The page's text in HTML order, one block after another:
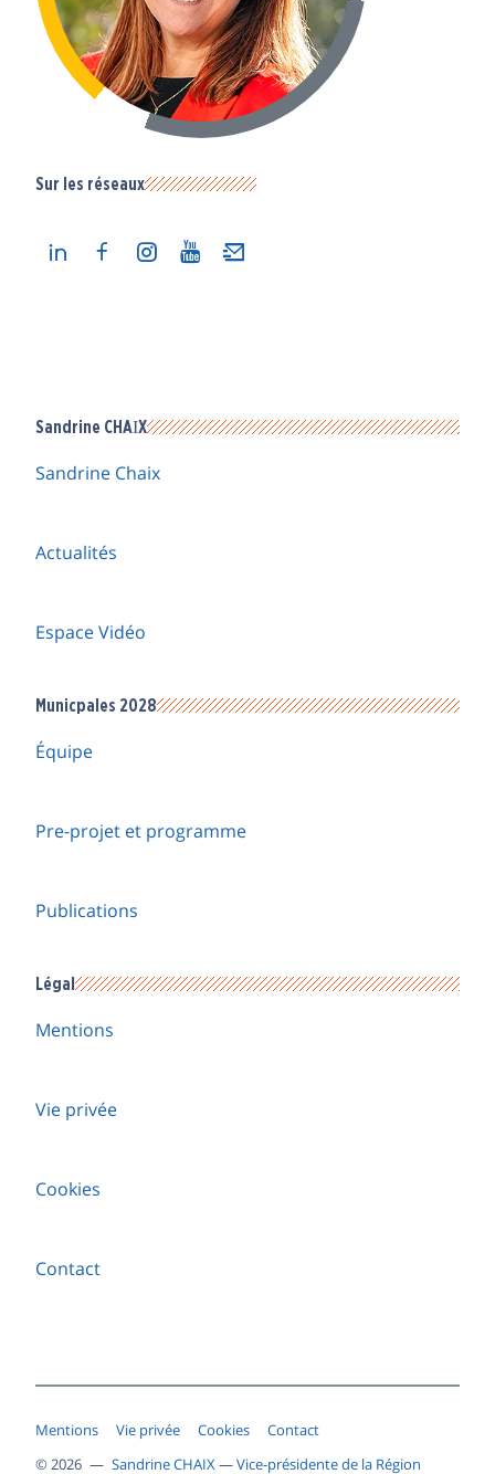
Sur les réseaux
Sandrine CHAIX
Sandrine Chaix
Actualités
Espace Vidéo
Municpales 2028
Équipe
Pre-projet et programme
Publications
Légal
Mentions
Vie privée
Cookies
Contact
© 2026 — Sandrine CHAIX—Vice-présidente de la Région
Mentions Vie privée Cookies Contact